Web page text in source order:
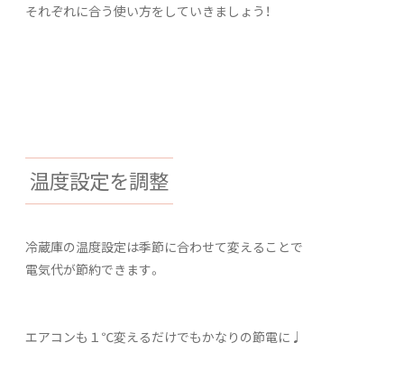
それぞれに合う使い方をしていきましょう！
温度設定を調整
冷蔵庫の温度設定は季節に合わせて変えることで
電気代が節約できます。
エアコンも１℃変えるだけでもかなりの節電に♩